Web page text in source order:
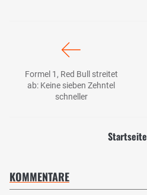
Formel 1, Red Bull streitet
ab: Keine sieben Zehntel
schneller
Startseite
KOMMENTARE